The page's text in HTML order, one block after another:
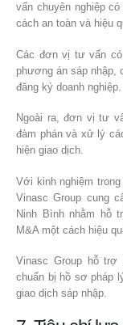
vấn chuyên nghiệp
cách an toàn và hiệu
Các đơn vị tư vấn
phương án sáp nhập,
đăng ký doanh nghiệp.
Ngoài ra, đơn vị tư
đàm phán và xử lý
hiện giao dịch.
Với kinh nghiệm
Vinasc Group cung
Ninh Bình nhằm hỗ
M&A một cách hiệu
Vinasc Group hỗ trợ
chuẩn bị hồ sơ pháp
giao dịch sáp nhập.